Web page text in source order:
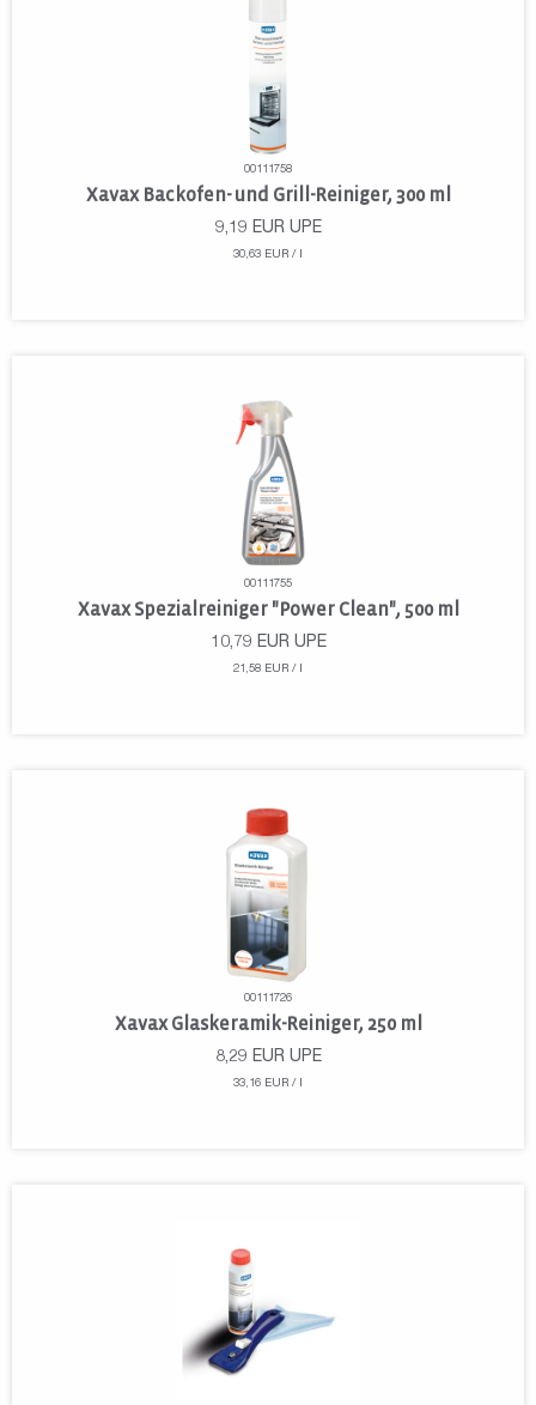
00111758
Xavax Backofen- und Grill-Reiniger, 300 ml
9,19 EUR UPE
30,63 EUR / l
00111755
Xavax Spezialreiniger "Power Clean", 500 ml
10,79 EUR UPE
21,58 EUR / l
00111726
Xavax Glaskeramik-Reiniger, 250 ml
8,29 EUR UPE
33,16 EUR / l